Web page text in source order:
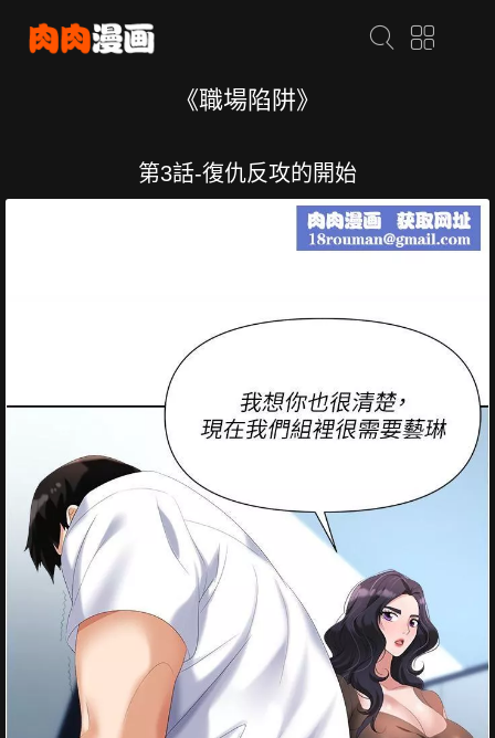
《職場陷阱》
第3話-復仇反攻的開始